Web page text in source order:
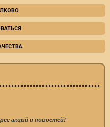
акций и новостей!